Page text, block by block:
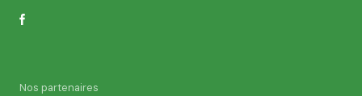
Nos partenaires